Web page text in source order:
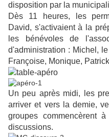
disposition par la
Dès 11 heures, les
David, s'activaient à la
les bénévoles de
d'administration : Michel,
Françoise, Monique,
Un peu après midi, les
arriver et vers la demie,
groupes commencèrent
discussions.